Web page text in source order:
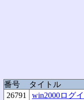
番号
タイトル
26791
win2000ログ